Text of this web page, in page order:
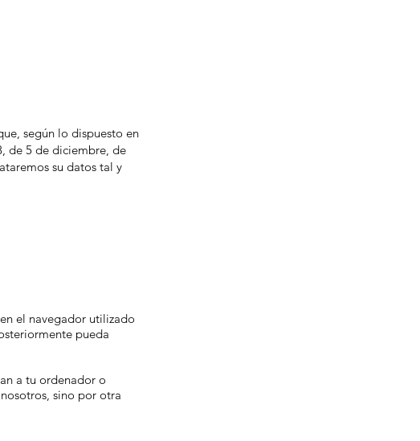
según lo dispuesto en
de 5 de diciembre, de
su datos tal y
el navegador utilizado
pueda
a tu ordenador o
sino por otra